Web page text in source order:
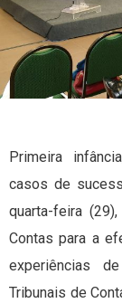
Primeira
casos de
quarta-feira
Contas para a
experiências
Tribunais de